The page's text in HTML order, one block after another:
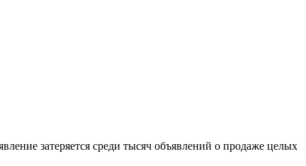
затеряется среди тысяч объявлений о продаже целых